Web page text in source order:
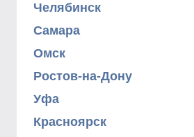
Челябинск
Самара
Омск
Ростов-на-Дону
Уфа
Красноярск